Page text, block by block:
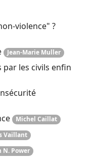
violence" ?
Jean-Marie Muller
les civils enfin
Michel Caillat
Vaillant
N. Power